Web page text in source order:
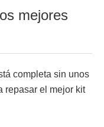
mejores
completa sin unos
repasar el mejor kit